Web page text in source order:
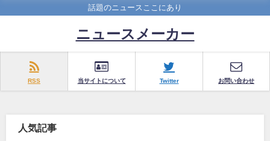
話題のニュースここにあり
ニュースメーカー
RSS 当サイトについて Twitter お問い合わせ
人気記事